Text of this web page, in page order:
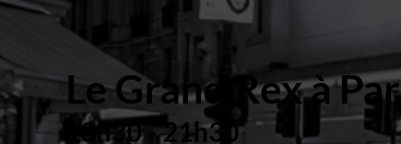
Le Grand Rex à
18h30 - 21h30